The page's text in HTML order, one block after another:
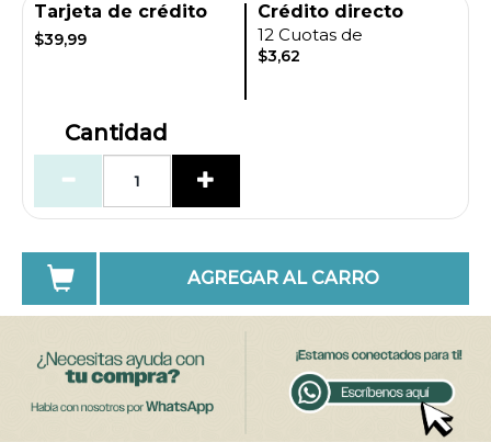
Tarjeta de crédito
$39,99
Crédito directo
12 Cuotas de
$3,62
Cantidad
AGREGAR AL CARRO